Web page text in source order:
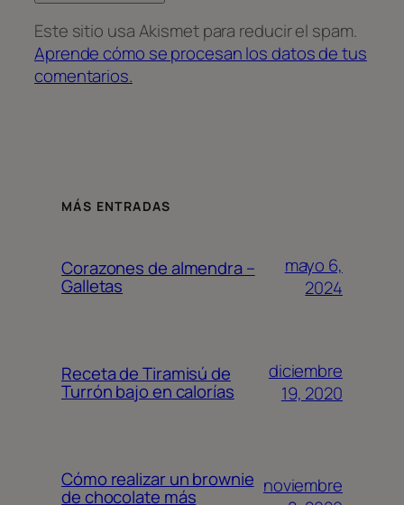
Este sitio usa Akismet para reducir el spam.
Aprende cómo se procesan los datos de tus
comentarios.
MÁS ENTRADAS
Corazones de almendra –
Galletas
mayo 6,
2024
Receta de Tiramisú de
Turrón bajo en calorías
diciembre
19, 2020
Cómo realizar un brownie
de chocolate más
noviembre